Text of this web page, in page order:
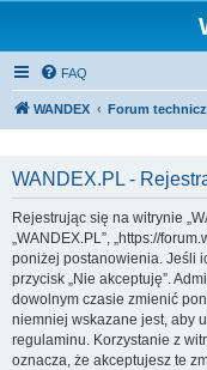
FAQ
WANDEX Forum
WANDEX.PL -
Rejestrując się na witrynie
„WANDEX.PL”, „https://
poniżej postanowienia. Jeśli
przycisk „Nie akceptuję”.
dowolnym czasie zmienić
niemniej wskazane jest, aby
regulaminu. Korzystanie z
oznacza, że akceptujesz te